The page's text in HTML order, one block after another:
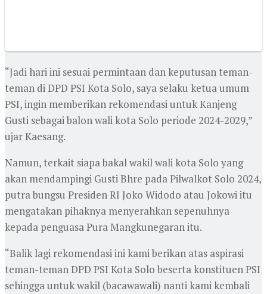
“Jadi hari ini sesuai permintaan dan keputusan teman-
teman di DPD PSI Kota Solo, saya selaku ketua umum
PSI, ingin memberikan rekomendasi untuk Kanjeng
Gusti sebagai balon wali kota Solo periode 2024-2029,”
ujar Kaesang.
Namun, terkait siapa bakal wakil wali kota Solo yang
akan mendampingi Gusti Bhre pada Pilwalkot Solo 2024,
putra bungsu Presiden RI Joko Widodo atau Jokowi itu
mengatakan pihaknya menyerahkan sepenuhnya
kepada penguasa Pura Mangkunegaran itu.
“Balik lagi rekomendasi ini kami berikan atas aspirasi
teman-teman DPD PSI Kota Solo beserta konstituen PSI
sehingga untuk wakil (bacawawali) nanti kami kembali